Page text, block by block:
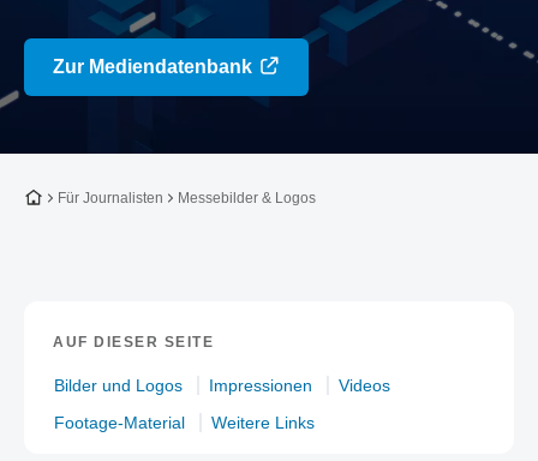
Zur Mediendatenbank
Zur Startseite
Für Journalisten Messebilder & Logos
AUF DIESER SEITE
Bilder und Logos Impressionen
Videos
Footage-Material
Weitere Links